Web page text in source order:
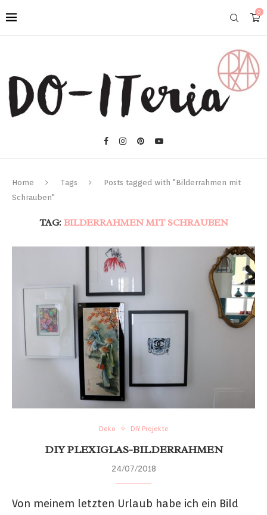
0
Home Tags
Posts tagged with "Bilderrahmen mit
Schrauben"
TAG: BILDERRAHMEN MIT SCHRAUBEN
Deko DIY Projekte
DIY PLEXIGLAS-BILDERRAHMEN
24/07/2018
Von meinem letzten Urlaub habe ich ein Bild